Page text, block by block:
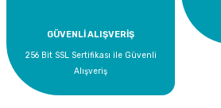
GÜVENLİ ALIŞVERİŞ
256 Bit SSL Sertifikası ile Güvenli
Alışveriş